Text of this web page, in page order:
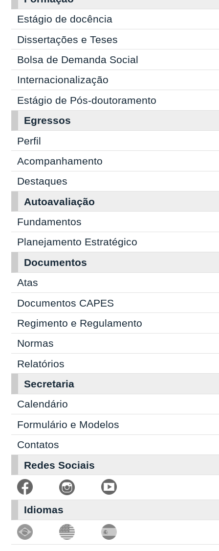
Estágio de docência
Dissertações e Teses
Bolsa de Demanda Social
Internacionalização
Estágio de Pós-doutoramento
Egressos
Perfil
Acompanhamento
Destaques
Autoavaliação
Fundamentos
Planejamento Estratégico
Documentos
Atas
Documentos CAPES
Regimento e Regulamento
Normas
Relatórios
Secretaria
Calendário
Formulário e Modelos
Contatos
Redes Sociais
Idiomas